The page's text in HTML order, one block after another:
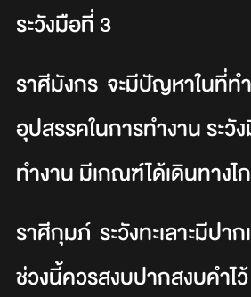
ระวังมือที่ 3
ราศีมังกร จะมีปัญหาในที่ท
อุปสรรคในการทำงาน ระวั
ทำงาน มีเกณฑ์ได้เดินทาง
ราศีกุมภ์ ระวังทะเลาะมีปา
ช่วงนี้ควรสงบปากสงบคำไ